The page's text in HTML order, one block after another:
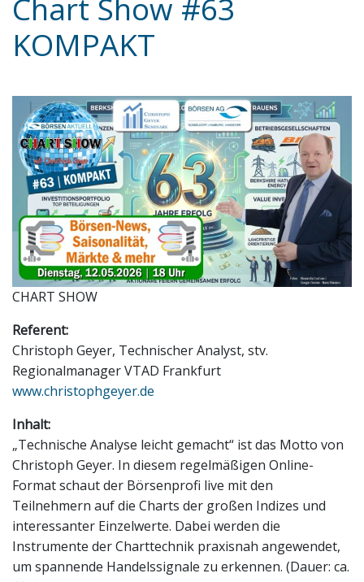
Chart Show #63
KOMPAKT
CHART SHOW
Referent:
Christoph Geyer, Technischer Analyst, stv.
Regionalmanager VTAD Frankfurt
www.christophgeyer.de
Inhalt:
„Technische Analyse leicht gemacht“ ist das Motto von
Christoph Geyer. In diesem regelmäßigen Online-
Format schaut der Börsenprofi live mit den
Teilnehmern auf die Charts der großen Indizes und
interessanter Einzelwerte. Dabei werden die
Instrumente der Charttechnik praxisnah angewendet,
um spannende Handelssignale zu erkennen. (Dauer: ca.